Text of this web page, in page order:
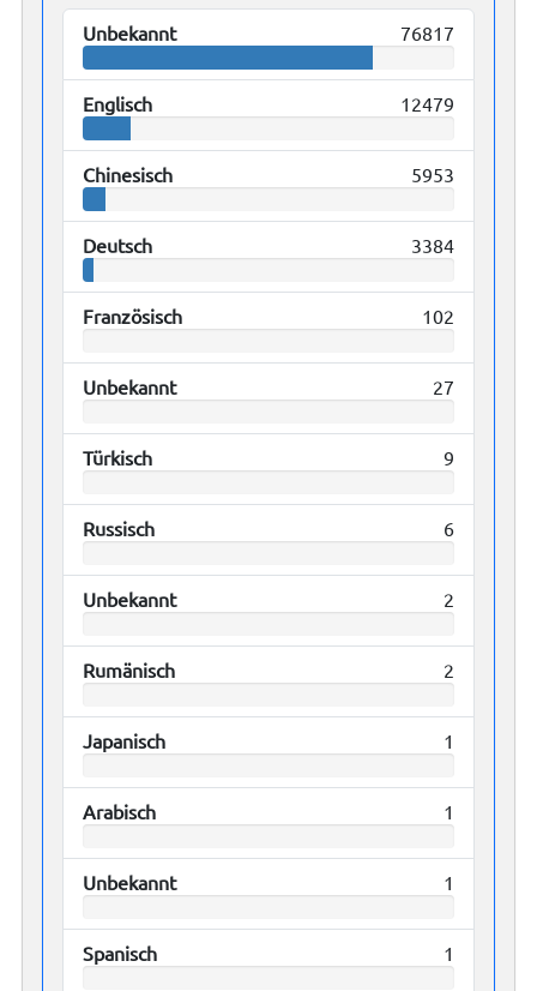
Unbekannt 76817
Englisch 12479
Chinesisch 5953
Deutsch 3384
Französisch 102
Unbekannt 27
Türkisch 9
Russisch 6
Unbekannt 2
Rumänisch 2
Japanisch 1
Arabisch 1
Unbekannt 1
Spanisch 1